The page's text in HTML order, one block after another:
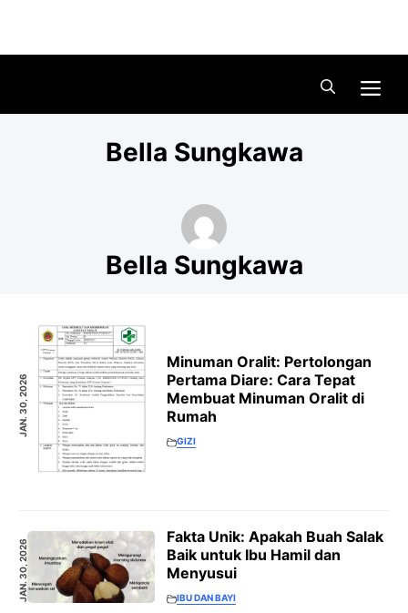
content
Bella Sungkawa
Bella Sungkawa
JAN. 30, 2026
Minuman Oralit: Pertolongan
Pertama Diare: Cara Tepat
Membuat Minuman Oralit di
Rumah
GIZI
JAN. 30, 2026
Fakta Unik: Apakah Buah Salak
Baik untuk Ibu Hamil dan
Menyusui
IBU DAN BAYI